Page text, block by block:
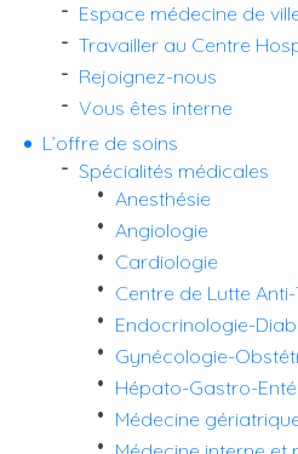
Espace médecine de
Travailler au Centre
Rejoignez-nous
Vous êtes interne
L’offre de soins
Spécialités médicales
Anesthésie
Angiologie
Cardiologie
Centre de Lutte
Endocrinologie-
Gynécologie-
Hépato-Gastro-
Médecine